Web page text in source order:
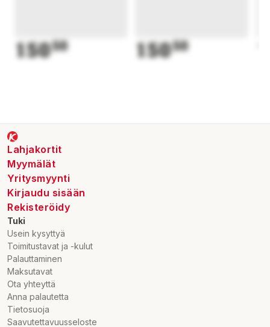
15050 15050
Lahjakortit
Myymälät
Yritysmyynti
Kirjaudu sisään
Rekisteröidy
Tuki
Usein kysyttyä
Toimitustavat ja -kulut
Palauttaminen
Maksutavat
Ota yhteyttä
Anna palautetta
Tietosuoja
Saavutettavuusseloste